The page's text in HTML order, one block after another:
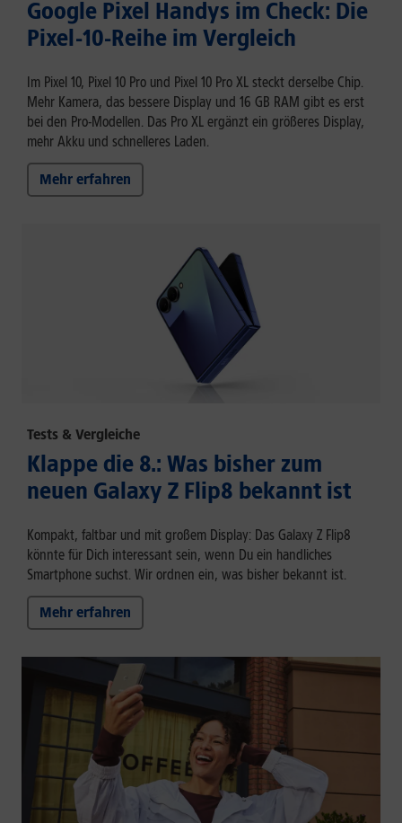
Google Pixel Handys im Check: Die
Pixel-10-Reihe im Vergleich
Im Pixel 10, Pixel 10 Pro und Pixel 10 Pro XL steckt derselbe Chip.
Mehr Kamera, das bessere Display und 16 GB RAM gibt es erst
bei den Pro-Modellen. Das Pro XL ergänzt ein größeres Display,
mehr Akku und schnelleres Laden.
Mehr erfahren
Tests & Vergleiche
Klappe die 8.: Was bisher zum
neuen Galaxy Z Flip8 bekannt ist
Kompakt, faltbar und mit großem Display: Das Galaxy Z Flip8
könnte für Dich interessant sein, wenn Du ein handliches
Smartphone suchst. Wir ordnen ein, was bisher bekannt ist.
Mehr erfahren